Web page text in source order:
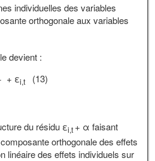
individuelles des variables
orthogonale aux variables
devient :
+ εi,t
(13)
du résidu εi,t+ α faisant
orthogonale des effets
linéaire des effets individuels sur